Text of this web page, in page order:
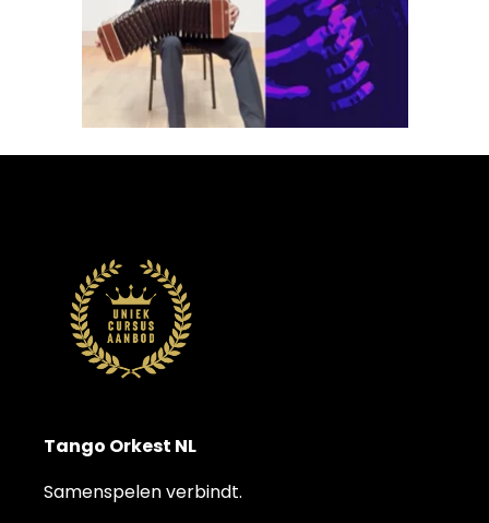
Tango Orkest NL
Samenspelen verbindt.